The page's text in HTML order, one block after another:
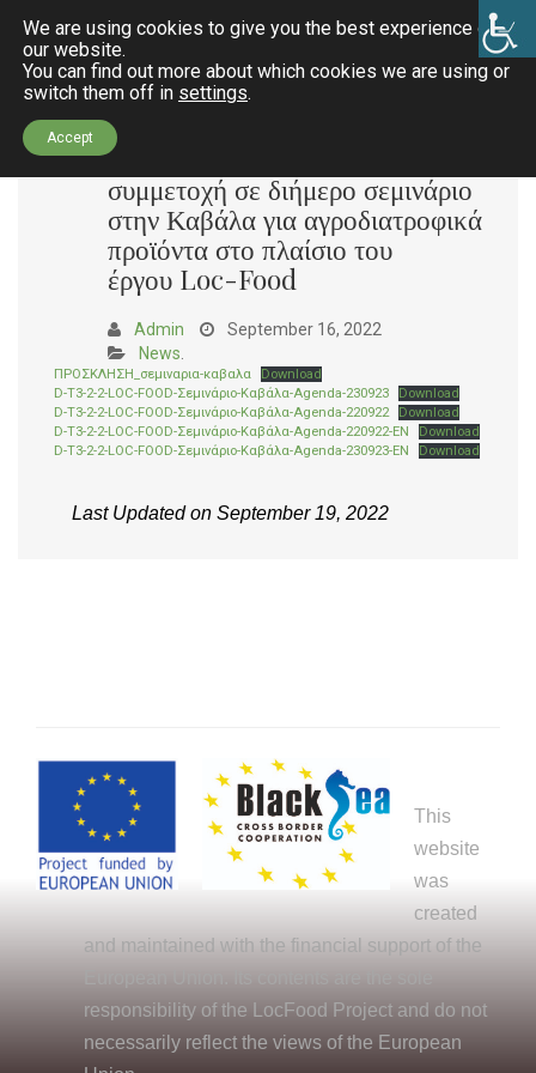
Invitation for participation in a
Food project. / Πρόσκληση για
συμμετοχή σε διήμερο σεμινάριο
στην Καβάλα για αγροδιατροφικά
προϊόντα στο πλαίσιο του
έργου Loc-Food
Admin
September 16, 2022
News
ΠΡΟΣΚΛΗΣΗ_σεμιναρια-καβαλα
Download
D-T3-2-2-LOC-FOOD-Σεμινάριο-Καβάλα-Agenda-230923
Download
D-T3-2-2-LOC-FOOD-Σεμινάριο-Καβάλα-Agenda-220922
Download
D-T3-2-2-LOC-FOOD-Σεμινάριο-Καβάλα-Agenda-220922-EN
Download
D-T3-2-2-LOC-FOOD-Σεμινάριο-Καβάλα-Agenda-230923-EN
Download
Last Updated on September 19, 2022
This
website
was
created
and maintained with the financial support of the
responsibility of the LocFood Project and do not
necessarily reflect the views of the European
We are using cookies to give you the best experience on
our website.
You can find out more about which cookies we are using or
switch them off in settings.
Accept